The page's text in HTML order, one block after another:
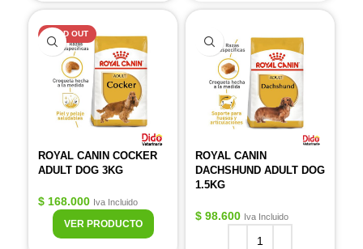
SOLD OUT
ROYAL CANIN COCKER
ADULT DOG 3KG
$ 168.000 Iva Incluido
VER PRODUCTO
ROYAL CANIN
DACHSHUND ADULT DOG
1.5KG
$ 98.600 Iva Incluido